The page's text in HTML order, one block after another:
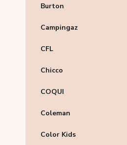
Burton
Campingaz
CFL
Chicco
COQUI
Coleman
Color Kids